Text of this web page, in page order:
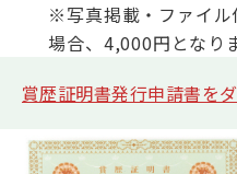
愛犬とのふれあい写真コン
※写真掲載・ファイル
場合、4,000円となり
賞歴証明書発行申請書を